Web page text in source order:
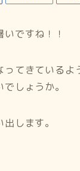
ですね！！
てきているよ
しょうか。
します。